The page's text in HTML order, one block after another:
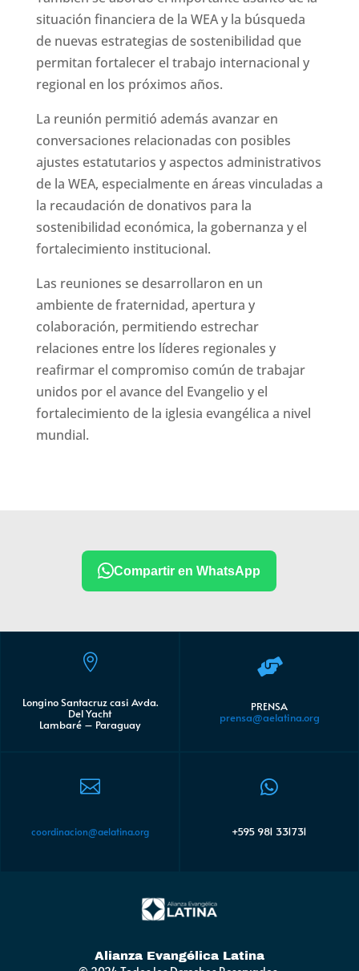
situación financiera de la WEA y la búsqueda
de nuevas estrategias de sostenibilidad que
permitan fortalecer el trabajo internacional y
regional en los próximos años.
La reunión permitió además avanzar en
conversaciones relacionadas con posibles
ajustes estatutarios y aspectos administrativos
de la WEA, especialmente en áreas vinculadas a
la recaudación de donativos para la
sostenibilidad económica, la gobernanza y el
fortalecimiento institucional.
Las reuniones se desarrollaron en un
ambiente de fraternidad, apertura y
colaboración, permitiendo estrechar
relaciones entre los líderes regionales y
reafirmar el compromiso común de trabajar
unidos por el avance del Evangelio y el
fortalecimiento de la iglesia evangélica a nivel
mundial.
Compartir en WhatsApp

Longino Santacruz casi Avda.
Del Yacht
Lambaré – Paraguay

coordinacion@aelatina.org

PRENSA
prensa@aelatina.org

+595 981 331731
Alianza Evangélica Latina